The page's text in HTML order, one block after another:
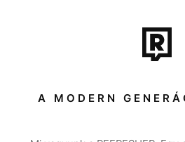
Tech-
Sport
A MODERN